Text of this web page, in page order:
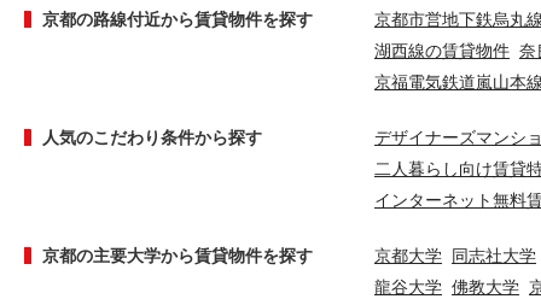
京都の路線付近から賃貸物件を探す
京都市営地下鉄烏丸
湖西線の賃貸物件 奈
京福電気鉄道嵐山本
人気のこだわり条件から探す
デザイナーズマンシ
二人暮らし向け賃貸
インターネット無料
京都の主要大学から賃貸物件を探す 京都大学 同志社大学
龍谷大学 佛教大学